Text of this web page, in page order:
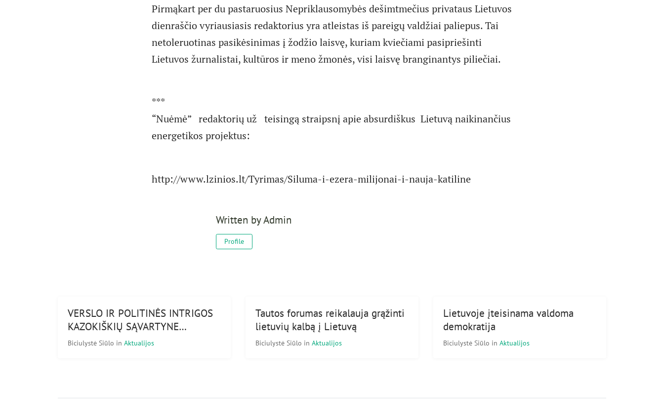
Pirmąkart per du pastaruosius Nepriklausomybės dešimtmečius privataus Lietuvos
dienraščio vyriausiasis redaktorius yra atleistas iš pareigų valdžiai paliepus. Tai
netoleruotinas pasikėsinimas į žodžio laisvę, kuriam kviečiami pasipriešinti
Lietuvos žurnalistai, kultūros ir meno žmonės, visi laisvę branginantys piliečiai.
***
“Nuėmė” redaktorių už teisingą straipsnį apie absurdiškus Lietuvą naikinančius
energetikos projektus:
http://www.lzinios.lt/Tyrimas/Siluma-i-ezera-milijonai-i-nauja-katiline
Written byAdmin
Profile
VERSLO IR POLITINĖS INTRIGOS
KAZOKIŠKIŲ SĄVARTYNE…
Biciulystė Siūlo in Aktualijos
Tautos forumas reikalauja grąžinti
lietuvių kalbą į Lietuvą
Biciulystė Siūlo in Aktualijos
Lietuvoje įteisinama valdoma
demokratija
Biciulystė Siūlo in Aktualijos